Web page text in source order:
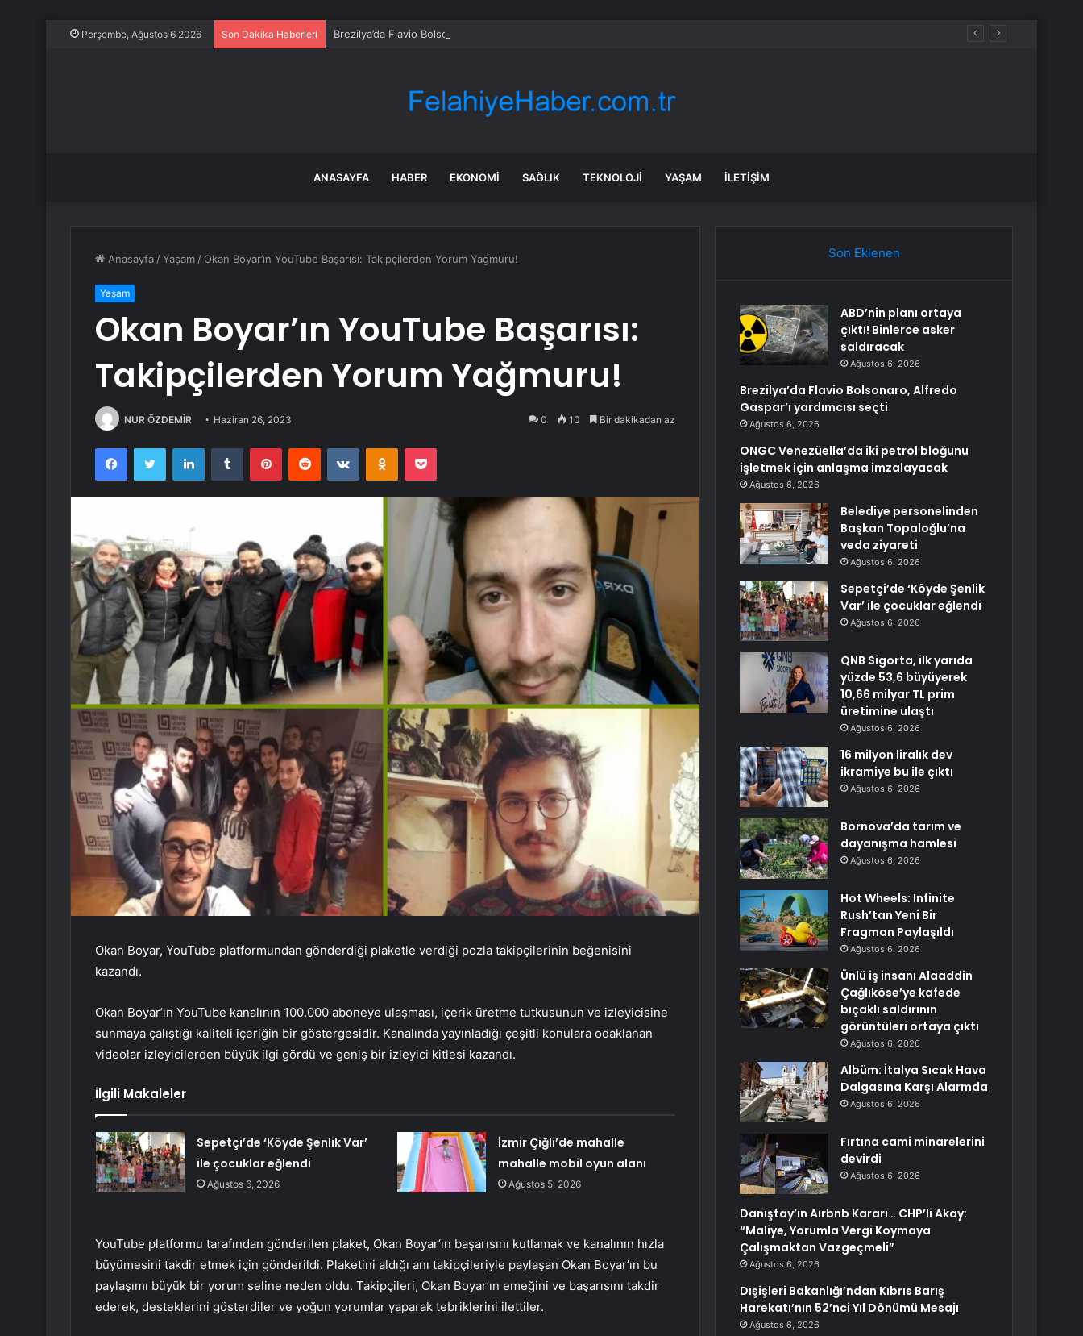
Perşembe, Ağustos 6 2026 Son Dakika Haberleri Brezilya’da Flavio Bolsonaro, Alfredo Gaspar’ı yardımcısı seçti
ANASAYFA HABER EKONOMI SAĞLIK TEKNOLOJI YAŞAM İLETIŞIM
Anasayfa /Yaşam / Okan Boyar’ın YouTube Başarısı: Takipçilerden Yorum Yağmuru!
Yaşam
Okan Boyar’ın YouTube Başarısı:
Takipçilerden Yorum Yağmuru!
NUR ÖZDEMİR Haziran 26, 2023 0 10 Bir dakikadan az
FacebookTwitter LinkedInTumblr PinterestReddit VKontakteOdnoklassniki
Pocket
Okan Boyar, YouTube platformundan gönderdiği plaketle verdiği pozla takipçilerinin beğenisini
kazandı.
Okan Boyar’ın YouTube kanalının 100.000 aboneye ulaşması, içerik üretme tutkusunun ve izleyicisine
sunmaya çalıştığı kaliteli içeriğin bir göstergesidir. Kanalında yayınladığı çeşitli konulara odaklanan
videolar izleyicilerden büyük ilgi gördü ve geniş bir izleyici kitlesi kazandı.
İlgili Makaleler
Sepetçi’de ‘Köyde Şenlik Var’
ile çocuklar eğlendi
Ağustos 6, 2026
İzmir Çiğli’de mahalle
mahalle mobil oyun alanı
Ağustos 5, 2026
YouTube platformu tarafından gönderilen plaket, Okan Boyar’ın başarısını kutlamak ve kanalının hızla
büyümesini takdir etmek için gönderildi. Plaketini aldığı anı takipçileriyle paylaşan Okan Boyar’ın bu
paylaşımı büyük bir yorum seline neden oldu. Takipçileri, Okan Boyar’ın emeğini ve başarısını takdir
ederek, desteklerini gösterdiler ve yoğun yorumlar yaparak tebriklerini ilettiler.
Son Eklenen
ABD’nin planı ortaya
çıktı! Binlerce asker
saldıracak
Ağustos 6, 2026
Brezilya’da Flavio Bolsonaro, Alfredo
Gaspar’ı yardımcısı seçti
Ağustos 6, 2026
ONGC Venezüella’da iki petrol bloğunu
işletmek için anlaşma imzalayacak
Ağustos 6, 2026
Belediye personelinden
Başkan Topaloğlu’na
veda ziyareti
Ağustos 6, 2026
Sepetçi’de ‘Köyde Şenlik
Var’ ile çocuklar eğlendi
Ağustos 6, 2026
QNB Sigorta, ilk yarıda
yüzde 53,6 büyüyerek
10,66 milyar TL prim
üretimine ulaştı
Ağustos 6, 2026
16 milyon liralık dev
ikramiye bu ile çıktı
Ağustos 6, 2026
Bornova’da tarım ve
dayanışma hamlesi
Ağustos 6, 2026
Hot Wheels: Infinite
Rush’tan Yeni Bir
Fragman Paylaşıldı
Ağustos 6, 2026
Ünlü iş insanı Alaaddin
Çağlıköse’ye kafede
bıçaklı saldırının
görüntüleri ortaya çıktı
Ağustos 6, 2026
Albüm: İtalya Sıcak Hava
Dalgasına Karşı Alarmda
Ağustos 6, 2026
Fırtına cami minarelerini
devirdi
Ağustos 6, 2026
Danıştay’ın Airbnb Kararı… CHP’li Akay:
“Maliye, Yorumla Vergi Koymaya
Çalışmaktan Vazgeçmeli”
Ağustos 6, 2026
Dışişleri Bakanlığı’ndan Kıbrıs Barış
Harekatı’nın 52’nci Yıl Dönümü Mesajı
Ağustos 6, 2026